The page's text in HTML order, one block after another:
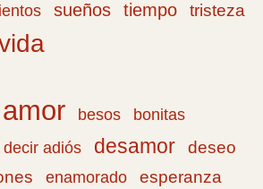
sueños tiempo
tristeza
amor besos
bonitas
decir adiós desamor deseo
enamorado esperanza